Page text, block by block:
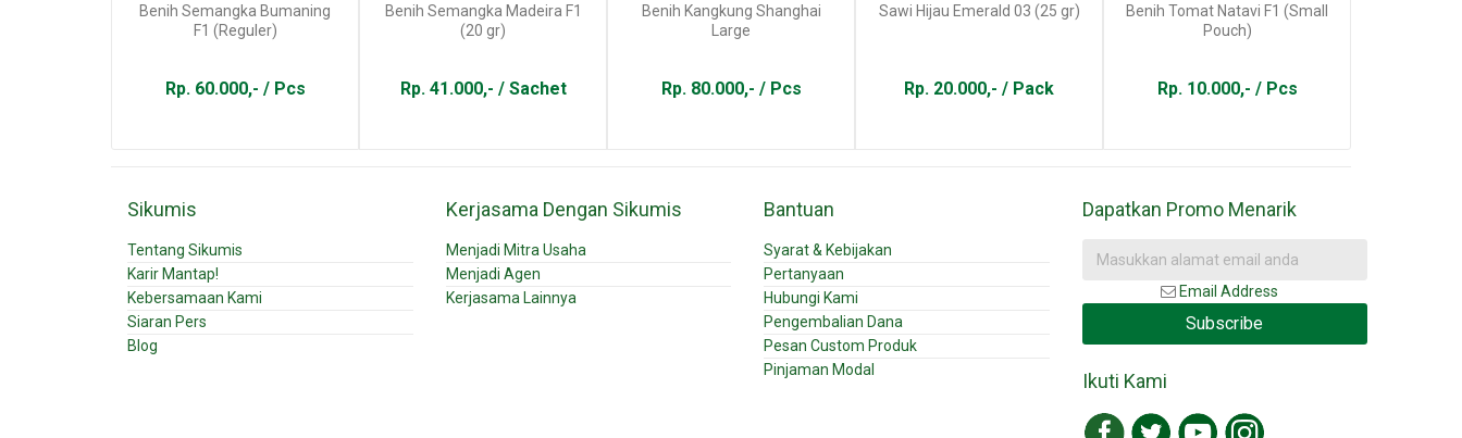
Benih Semangka Bumaning
F1 (Reguler)
Rp. 60.000,- / Pcs
Benih Semangka Madeira F1
(20 gr)
Rp. 41.000,- / Sachet
Benih Kangkung Shanghai
Large
Rp. 80.000,- / Pcs
Sawi Hijau Emerald 03 (25 gr)
Rp. 20.000,- / Pack
Benih Tomat Natavi F1 (Small
Pouch)
Rp. 10.000,- / Pcs
Sikumis
Tentang Sikumis
Karir Mantap!
Kebersamaan Kami
Siaran Pers
Blog
Kerjasama Dengan Sikumis
Menjadi Mitra Usaha
Menjadi Agen
Kerjasama Lainnya
Bantuan
Syarat & Kebijakan
Pertanyaan
Hubungi Kami
Pengembalian Dana
Pesan Custom Produk
Pinjaman Modal
Dapatkan Promo Menarik
Email Address
Subscribe
Ikuti Kami